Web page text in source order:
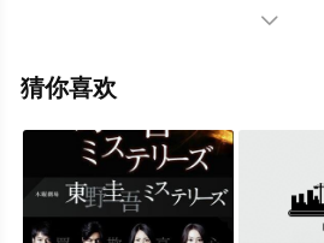
子,加濑亮,江口德子,河合优实,原菜
隆史等明星精彩演绎的日本电视剧
就上星空电影网，更多相关信息可
视猫或剧情网等平台了解。

猜你喜欢